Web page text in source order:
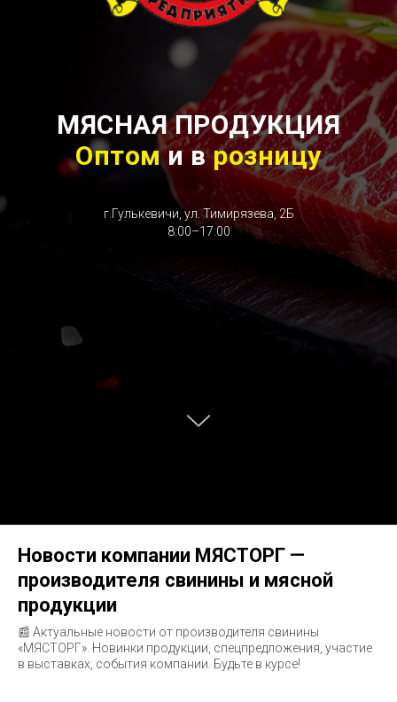
МЯСНАЯ ПРОДУКЦИЯ
Оптоми врозницу
г.Гулькевичи, ул. Тимирязева, 2Б
8:00–17:00
Новости компании МЯСТОРГ —
производителя свинины и мясной
продукции
📰 Актуальные новости от производителя свинины
«МЯСТОРГ». Новинки продукции, спецпредложения, участие
в выставках, события компании. Будьте в курсе!